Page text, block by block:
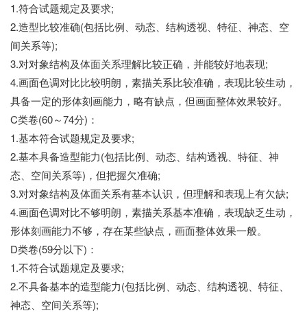
1.符合试题规定及要求;
2.造型比较准确(包括比例、动态、结构透视、特征、神态、空
间关系等);
3.对对象结构及体面关系理解比较正确，并能较好地表现;
4.画面色调对比比较明朗，素描关系比较准确，表现比较生动，
具备一定的形体刻画能力，略有缺点，但画面整体效果较好。
C类卷(60～74分)：
1.基本符合试题规定及要求;
2.基本具备造型能力(包括比例、动态、结构透视、特征、神
态、空间关系等)，但把握欠准确;
3.对对象结构及体面关系有基本认识，但理解和表现上有欠缺;
4.画面色调对比不够明朗，素描关系基本准确，表现缺乏生动，
形体刻画能力不够，存在某些缺点，画面整体效果一般。
D类卷(59分以下)：
1.不符合试题规定及要求;
2.不具备基本的造型能力(包括比例、动态、结构透视、特征、
神态、空间关系等);